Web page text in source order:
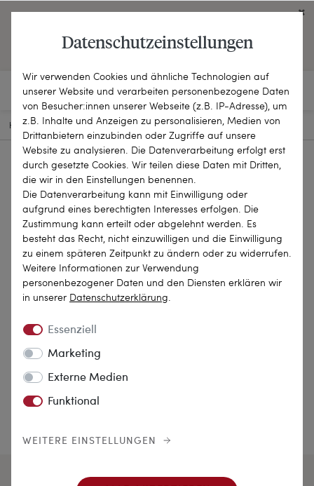
OPEN ENGLISH WEBSITE
HOME SCHMUCKSTÜCKE KETTEN & COLLIERS 22-1082
Datenschutzeinstellungen
Wir verwenden Cookies und ähnliche Technologien auf
unserer Website und verarbeiten personenbezogene Daten
von Besucher:innen unserer Webseite (z.B. IP-Adresse), um
z.B. Inhalte und Anzeigen zu personalisieren, Medien von
Drittanbietern einzubinden oder Zugriffe auf unsere
Website zu analysieren. Die Datenverarbeitung erfolgt erst
durch gesetzte Cookies. Wir teilen diese Daten mit Dritten,
die wir in den Einstellungen benennen.
Die Datenverarbeitung kann mit Einwilligung oder
aufgrund eines berechtigten Interesses erfolgen. Die
Zustimmung kann erteilt oder abgelehnt werden. Es
besteht das Recht, nicht einzuwilligen und die Einwilligung
zu einem späteren Zeitpunkt zu ändern oder zu widerrufen.
Weitere Informationen zur Verwendung
personenbezogener Daten und den Diensten erklären wir
in unserer Daten­schutz­erklärung.
Essenziell
Marketing
Externe Medien
Funktional
WEITERE EINSTELLUNGEN